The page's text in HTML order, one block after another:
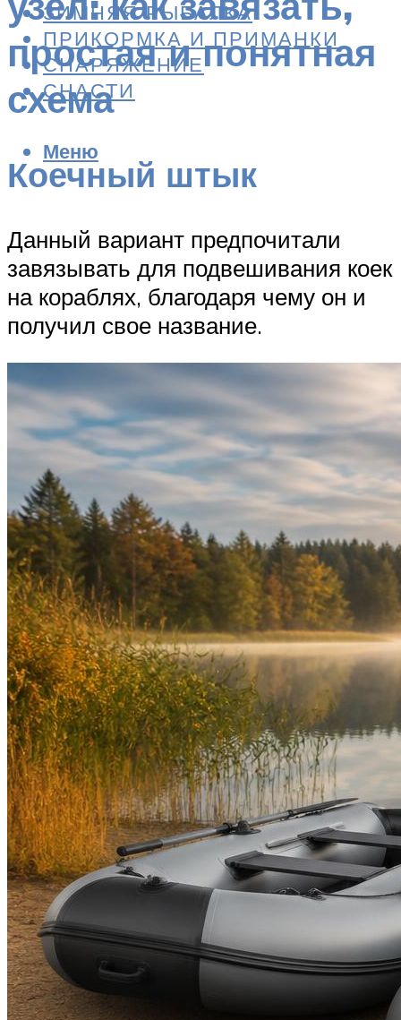
ЗИМНЯЯ РЫБАЛКА
ПРИКОРМКА И ПРИМАНКИ
СНАРЯЖЕНИЕ
СНАСТИ
Меню
простая и понятная
схема
Коечный штык
Данный вариант предпочитали
завязывать для подвешивания коек
на кораблях, благодаря чему он и
получил свое название.